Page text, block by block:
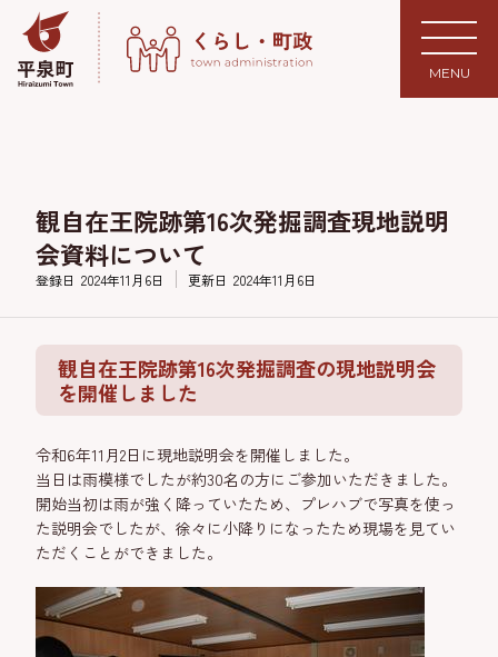
MENU
観自在王院跡第16次発掘調査現地説明
会資料について
登録日 2024年11月6日 更新日 2024年11月6日
観自在王院跡第16次発掘調査の現地説明会
を開催しました
令和6年11月2日に現地説明会を開催しました。
当日は雨模様でしたが約30名の方にご参加いただきました。
開始当初は雨が強く降っていたため、プレハブで写真を使っ
た説明会でしたが、徐々に小降りになったため現場を見てい
ただくことができました。